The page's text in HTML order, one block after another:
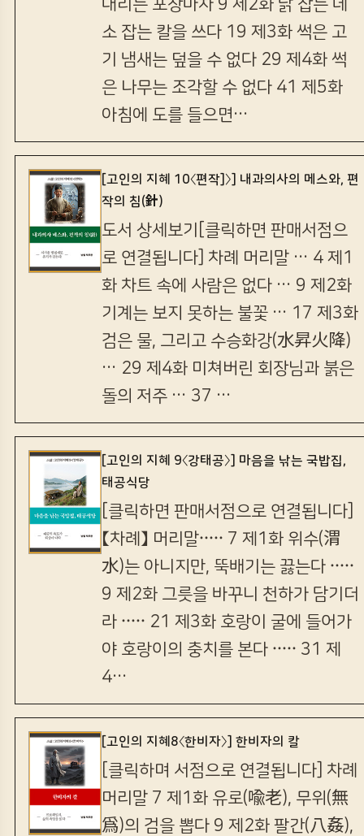
내리는 포장마차 9 제2화 닭 잡는 데
소 잡는 칼을 쓰다 19 제3화 썩은 고
기 냄새는 덮을 수 없다 29 제4화 썩
은 나무는 조각할 수 없다 41 제5화
아침에 도를 들으면…
[고인의 지혜 10〈편작]〉] 내과의사의 메스와, 편
작의 침(針)
도서 상세보기[클릭하면 판매서점으
로 연결됩니다] 차례 머리말 … 4 제1
화 차트 속에 사람은 없다 … 9 제2화
기계는 보지 못하는 불꽃 … 17 제3화
검은 물, 그리고 수승화강(水昇火降)
… 29 제4화 미쳐버린 회장님과 붉은
돌의 저주 … 37 …
[고인의 지혜 9〈강태공〉] 마음을 낚는 국밥집,
태공식당
[클릭하면 판매서점으로 연결됩니다]
【차례】 머리말····· 7 제1화 위수(渭
水)는 아니지만, 뚝배기는 끓는다 ·····
9 제2화 그릇을 바꾸니 천하가 담기더
라 ····· 21 제3화 호랑이 굴에 들어가
야 호랑이의 충치를 본다 ····· 31 제
4…
[고인의 지혜8〈한비자〉] 한비자의 칼
[클릭하며 서점으로 연결됩니다] 차례
머리말 7 제1화 유로(喩老), 무위(無
爲)의 검을 뽑다 9 제2화 팔간(八姦),